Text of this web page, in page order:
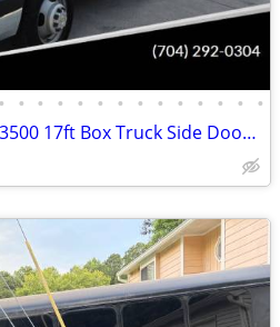
• • • • • • • • • • • • • •
2022 Chevrolet Express 3500 17ft Box Truck Side Door Delivery Van